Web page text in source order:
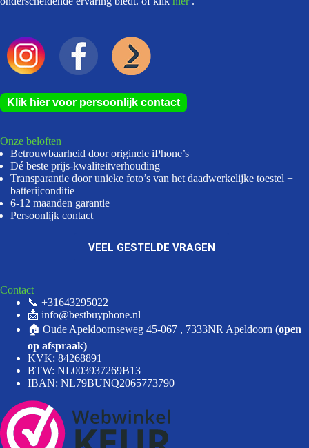
Klik hier voor persoonlijk contact
Onze beloften
Betrouwbaarheid door originele iPhone’s
Dé beste prijs-kwaliteitverhouding
Transparantie door unieke foto’s van het daadwerkelijke toestel +
batterijconditie
6-12 maanden garantie
Persoonlijk contact
VEEL GESTELDE VRAGEN
Contact
📞 +31643295022
📩 info@bestbuyphone.nl
🏠 Oude Apeldoornseweg 45-067 , 7333NR Apeldoorn (open
op afspraak)
KVK: 84268891
BTW: NL003937269B13
IBAN: NL79BUNQ2065773790